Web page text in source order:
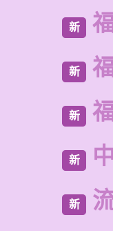
新
新
新
新
新